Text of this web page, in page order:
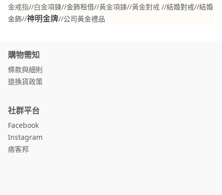
金戒指//白金項鍊//金飾租借//黃金項鍊//黃金對戒 //結婚對戒//結婚
金飾//神明金牌//公司黃金禮品
購物需知
條款與細則
退換貨政策
社群平台
Facebook
Instagram
痞客邦